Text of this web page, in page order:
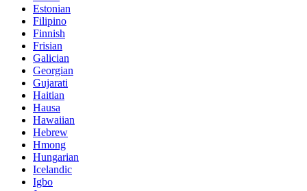
Estonian
Filipino
Finnish
Frisian
Galician
Georgian
Gujarati
Haitian
Hausa
Hawaiian
Hebrew
Hmong
Hungarian
Icelandic
Igbo